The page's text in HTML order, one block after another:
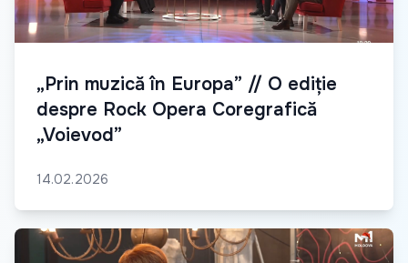
„Prin muzică în Europa” // O ediție
despre Rock Opera Coregrafică
„Voievod”
14.02.2026